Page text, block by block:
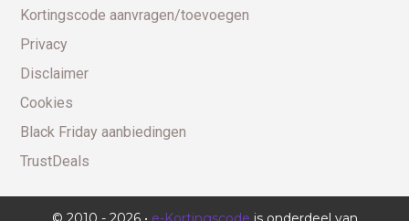
Kortingscode aanvragen/toevoegen
Privacy
Disclaimer
Cookies
Black Friday aanbiedingen
TrustDeals